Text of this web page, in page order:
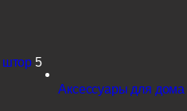
штор 5
Аксессуары для дома